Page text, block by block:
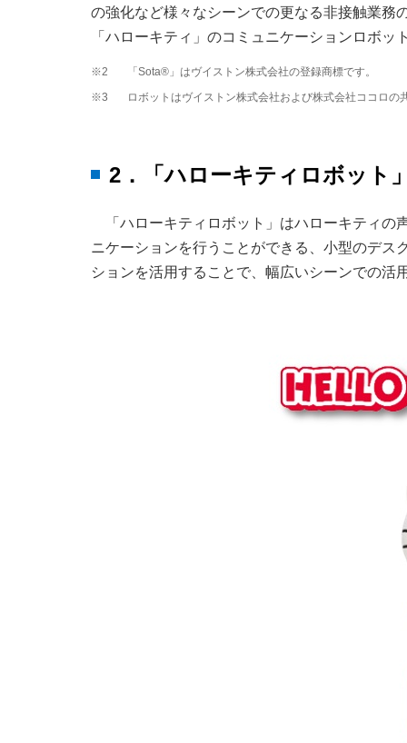
の強化など様々なシーンでの更なる非接触業務
「ハローキティ」のコミュニケーションロボッ
※2
「Sota®」はヴイストン株式会社の登録商標です。
※3
ロボットはヴイストン株式会社および株式会社ココロの
2．「ハローキティロボット
「ハローキティロボット」はハローキティ
ニケーションを行うことができる、小型のデス
ションを活用することで、幅広いシーンでの活